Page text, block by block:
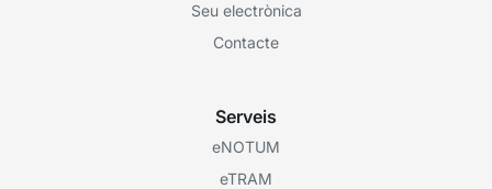
Seu electrònica
Contacte
Serveis
eNOTUM
eTRAM